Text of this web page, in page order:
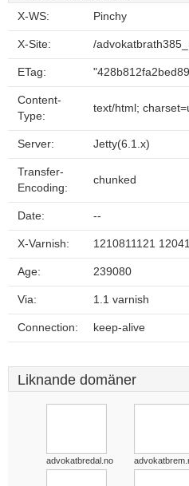
X-WS: Pinchy
X-Site: /
ETag:
Content-
Type:
text/html;
Server: Jetty(6.1.x)
Transfer-
Encoding:
chunked
Date: --
X-Varnish: 1210811121
Age: 239080
Via: 1.1 varnish
Connection: keep-alive
Liknande domäner
advokatbredal.no